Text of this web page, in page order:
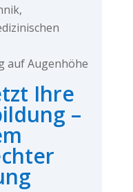
auf Augenhöhe
Ihre
–